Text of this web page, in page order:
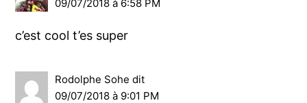
09/07/2018 à 6:58 PM
c’est cool t’es super
Rodolphe Sohe dit
09/07/2018 à 9:01 PM